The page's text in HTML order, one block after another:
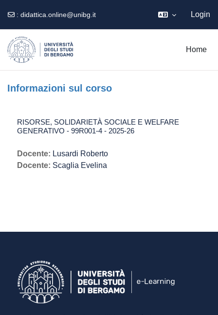
: didattica.online@unibg.it Login
Home
Informazioni sul corso
RISORSE, SOLIDARIETÀ SOCIALE E WELFARE
GENERATIVO - 99R001-4 - 2025-26
Docente: Lusardi Roberto
Docente: Scaglia Evelina